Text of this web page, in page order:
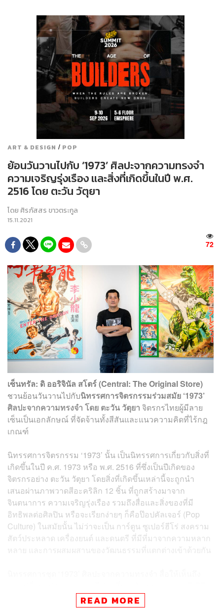
ART & DESIGN / POP
ย้อนวันวานไปกับ ‘1973’ ศิลปะจากความทรงจำ
ความเจริญรุ่งเรือง และสิ่งที่เกิดขึ้นในปี พ.ศ.
2516 โดย ตะวัน วัตุยา
โดย ศิรภัสสร ขาวตระกูล
15.11.2021
72
เซ็นทรัล: ดิ ออริจินัล สโตร์ (Central: The Original Store)
ชวนย้อนวันวานไปกับนิทรรศการจิตรกรรมร่วมสมัย ‘1973’
ศิลปะจากความทรงจำ โดย ตะวัน วัตุยา จิตรกรไทยผู้มีลาย
เซ็นเป็นเอกลักษณ์ ที่จัดจ้านทั้งสีสันและแนวความคิดที่ไร้กฎ
เกณฑ์
นิทรรศการจิตรกรรม ‘1973’ นั้น เป็นนิทรรศการเกี่ยวกับสิ่งที่
เกิดขึ้นในปี ค.ศ. 1973 หรือ พ.ศ. 2516 ที่ซึ่งเป็นปีเกิดของ
จิตรกรอย่าง ตะวัน วัตุยา โดยสิ่งที่เกิดขึ้นเหล่านี้จะถูกนำ
เสนอผ่านภาพวาดสีอะคริลิก 12 ชิ้น ที่ถูกสร้างมาจาก
จินตนาการ ความเจริญรุ่งเรือง รวมถึงสื่อและสิ่งของที่มี
อิทธิพลต่อศิลปิน หรือจะเรียกง่ายๆ ก็คือป๊อปคัลเจอร์ (Pop
Culture) ในสมัยนั้น ไม่ว่าจะเป็น การ์ตูน ซูเปอร์ฮีโร่ สงคราม
สัตว์ประหลาด เครื่องยนต์ และดนตรี ที่มีที่มาจากความหลาก
หลาย และการผสมผสานของวัฒนธรรมที่แตกต่างเข้าด้วยกัน
ชีวิตประจำวันของผู้คนหมู่มากในสังคม
READ MORE